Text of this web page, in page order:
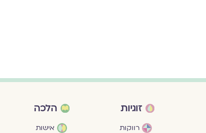
זוגיות
רווקות
הלכה
אישות